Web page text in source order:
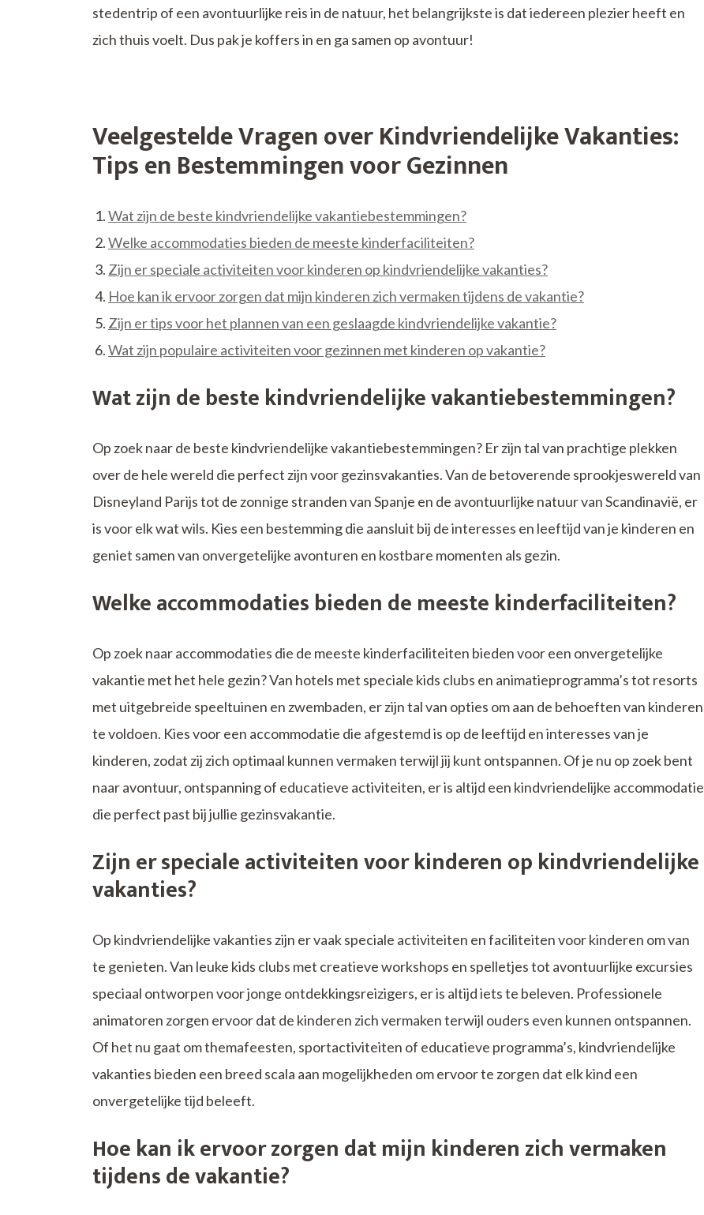
stedentrip of een avontuurlijke reis in de natuur, het belangrijkste is dat iedereen plezier heeft en
zich thuis voelt. Dus pak je koffers in en ga samen op avontuur!
Veelgestelde Vragen over Kindvriendelijke Vakanties:
Tips en Bestemmingen voor Gezinnen
Wat zijn de beste kindvriendelijke vakantiebestemmingen?
Welke accommodaties bieden de meeste kinderfaciliteiten?
Zijn er speciale activiteiten voor kinderen op kindvriendelijke vakanties?
Hoe kan ik ervoor zorgen dat mijn kinderen zich vermaken tijdens de vakantie?
Zijn er tips voor het plannen van een geslaagde kindvriendelijke vakantie?
Wat zijn populaire activiteiten voor gezinnen met kinderen op vakantie?
Wat zijn de beste kindvriendelijke vakantiebestemmingen?
Op zoek naar de beste kindvriendelijke vakantiebestemmingen? Er zijn tal van prachtige plekken
over de hele wereld die perfect zijn voor gezinsvakanties. Van de betoverende sprookjeswereld van
Disneyland Parijs tot de zonnige stranden van Spanje en de avontuurlijke natuur van Scandinavië, er
is voor elk wat wils. Kies een bestemming die aansluit bij de interesses en leeftijd van je kinderen en
geniet samen van onvergetelijke avonturen en kostbare momenten als gezin.
Welke accommodaties bieden de meeste kinderfaciliteiten?
Op zoek naar accommodaties die de meeste kinderfaciliteiten bieden voor een onvergetelijke
vakantie met het hele gezin? Van hotels met speciale kids clubs en animatieprogramma’s tot resorts
met uitgebreide speeltuinen en zwembaden, er zijn tal van opties om aan de behoeften van kinderen
te voldoen. Kies voor een accommodatie die afgestemd is op de leeftijd en interesses van je
kinderen, zodat zij zich optimaal kunnen vermaken terwijl jij kunt ontspannen. Of je nu op zoek bent
naar avontuur, ontspanning of educatieve activiteiten, er is altijd een kindvriendelijke accommodatie
die perfect past bij jullie gezinsvakantie.
Zijn er speciale activiteiten voor kinderen op kindvriendelijke
vakanties?
Op kindvriendelijke vakanties zijn er vaak speciale activiteiten en faciliteiten voor kinderen om van
te genieten. Van leuke kids clubs met creatieve workshops en spelletjes tot avontuurlijke excursies
speciaal ontworpen voor jonge ontdekkingsreizigers, er is altijd iets te beleven. Professionele
animatoren zorgen ervoor dat de kinderen zich vermaken terwijl ouders even kunnen ontspannen.
Of het nu gaat om themafeesten, sportactiviteiten of educatieve programma’s, kindvriendelijke
vakanties bieden een breed scala aan mogelijkheden om ervoor te zorgen dat elk kind een
onvergetelijke tijd beleeft.
Hoe kan ik ervoor zorgen dat mijn kinderen zich vermaken
tijdens de vakantie?